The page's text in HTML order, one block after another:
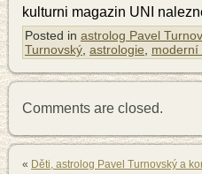
kulturni magazin UNI
Posted in astrolog Pavel
Turnovský, astrologie, moderní
Comments are closed.
« Děti, astrolog Pavel Turnovský a